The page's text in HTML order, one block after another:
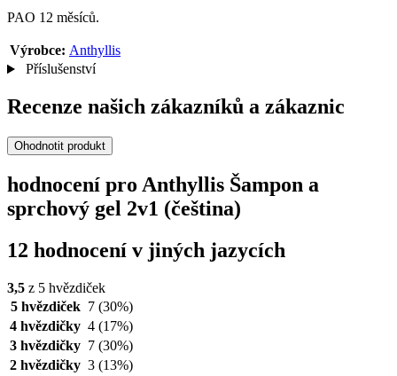
PAO 12 měsíců.
Výrobce: Anthyllis
Příslušenství
Recenze našich zákazníků a zákaznic
Ohodnotit produkt
hodnocení pro Anthyllis Šampon a
sprchový gel 2v1 (čeština)
12 hodnocení v jiných jazycích
3,5 z 5 hvězdiček
5 hvězdiček 7 (30%)
4 hvězdičky 4 (17%)
3 hvězdičky 7 (30%)
2 hvězdičky 3 (13%)